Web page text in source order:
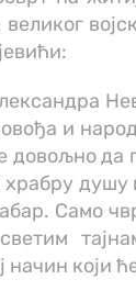
и
довољно
душу
Само
који